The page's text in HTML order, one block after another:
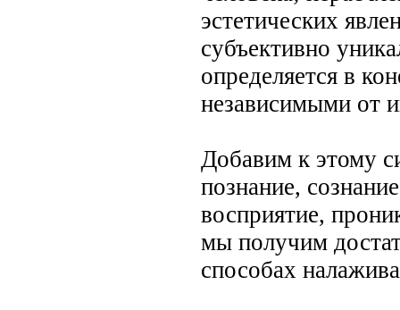
эстетических
субъективно
определяется в
независимыми от
Добавим к этому
познание,
восприятие,
мы получим
способах